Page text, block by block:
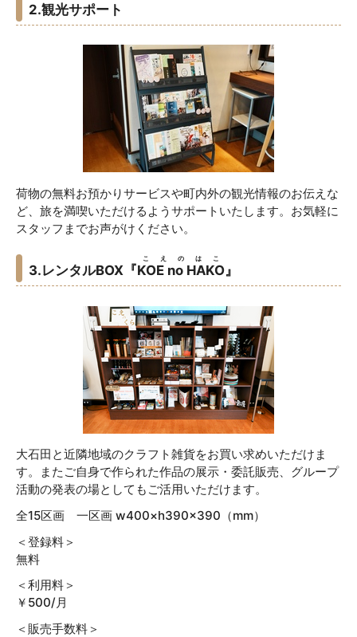
2.観光サポート
荷物の無料お預かりサービスや町内外の観光情報のお伝えな
ど、旅を満喫いただけるようサポートいたします。お気軽に
スタッフまでお声がけください。
3.レンタルBOX『KOE no HAKO
こえのはこ
』
大石田と近隣地域のクラフト雑貨をお買い求めいただけま
す。またご自身で作られた作品の展示・委託販売、グループ
活動の発表の場としてもご活用いただけます。
全15区画 一区画 w400×h390×390（mm）
＜登録料＞
無料
＜利用料＞
￥500/月
＜販売手数料＞